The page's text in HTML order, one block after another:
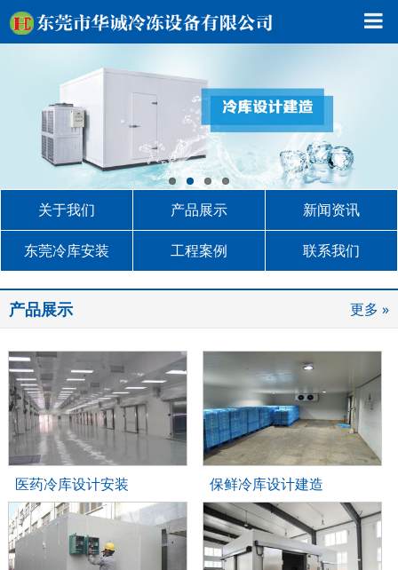
关于我们 产品展示 新闻资讯
东莞冷库安装 工程案例 联系我们
产品展示 更多 »
医药冷库设计安装 保鲜冷库设计建造